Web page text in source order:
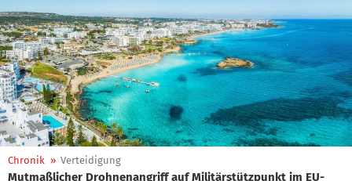
Chronik » Verteidigung
Mutmaßlicher Drohnenangriff auf Militärstützpunkt im EU-